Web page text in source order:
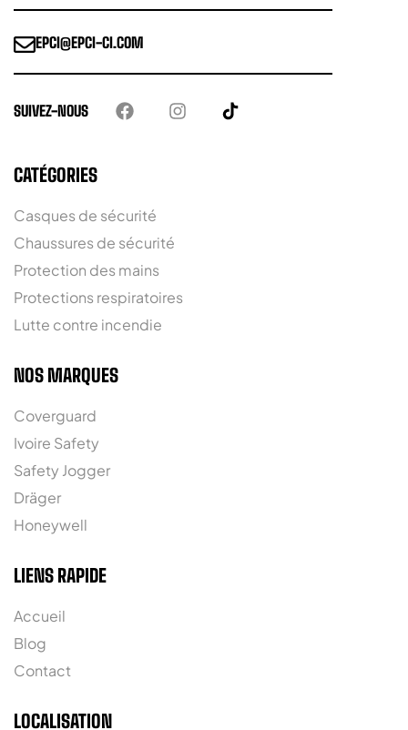
EPCI@EPCI-CI.COM
SUIVEZ-NOUS
CATÉGORIES
Casques de sécurité
Chaussures de sécurité
Protection des mains
Protections respiratoires
Lutte contre incendie
NOS MARQUES
Coverguard
Ivoire Safety
Safety Jogger
Dräger
Honeywell
LIENS RAPIDE
Accueil
Blog
Contact
LOCALISATION